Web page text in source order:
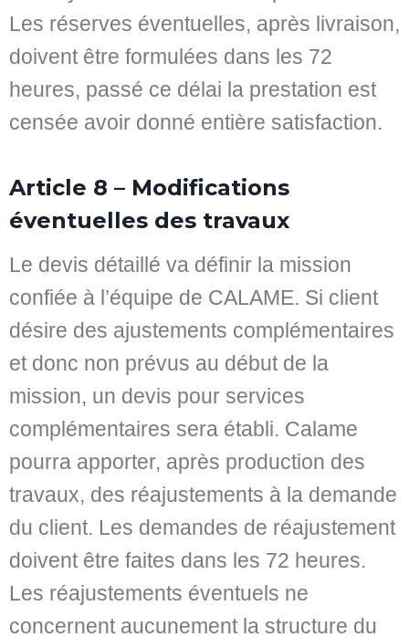
Les réserves éventuelles, après livraison,
doivent être formulées dans les 72
heures, passé ce délai la prestation est
censée avoir donné entière satisfaction.
Article 8 – Modifications
éventuelles des travaux
Le devis détaillé va définir la mission
confiée à l’équipe de CALAME. Si client
désire des ajustements complémentaires
et donc non prévus au début de la
mission, un devis pour services
complémentaires sera établi. Calame
pourra apporter, après production des
travaux, des réajustements à la demande
du client. Les demandes de réajustement
doivent être faites dans les 72 heures.
Les réajustements éventuels ne
concernent aucunement la structure du